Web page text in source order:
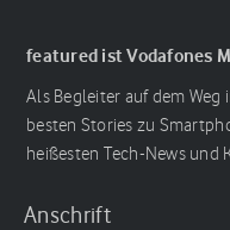
featured ist Vodafones
Als Begleiter auf dem
besten Stories zu
heißesten Tech-News und
Anschrift